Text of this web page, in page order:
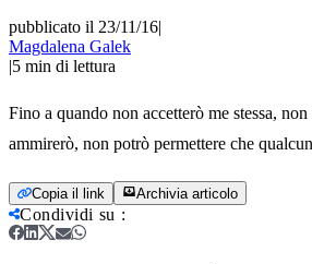
pubblicato il 23/11/16|
Magdalena Galek
|5 min di lettura
Fino a quando non accetterò me stessa,
ammirerò, non potrò permettere che
Copia il link Archivia articolo
Condividi su :